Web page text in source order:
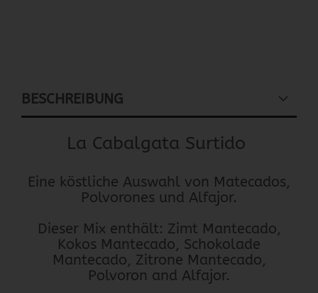
BESCHREIBUNG
La Cabalgata Surtido
Eine köstliche Auswahl von Matecados,
Polvorones und Alfajor.
Dieser Mix enthält: Zimt Mantecado,
Kokos Mantecado, Schokolade
Mantecado, Zitrone Mantecado,
Polvoron and Alfajor.